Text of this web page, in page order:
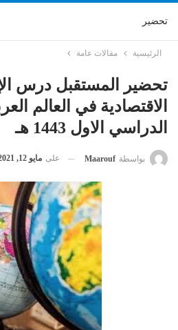
تحضير
الرئيسية مقالات عامة
تحضير المستقبل درس
الاقتصادية في العالم
الدراسي الاول 1443 هـ
بواسطة Maarouf على مايو 12, 2021